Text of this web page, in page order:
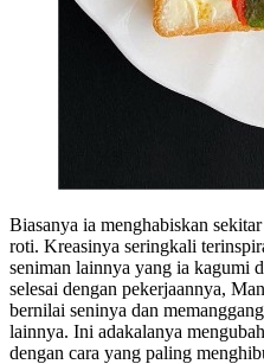
Biasanya ia menghabiskan
roti. Kreasinya seringkali
seniman lainnya yang ia kagumi
selesai dengan pekerjaannya,
bernilai seninya dan
lainnya. Ini adakalanya
dengan cara yang paling